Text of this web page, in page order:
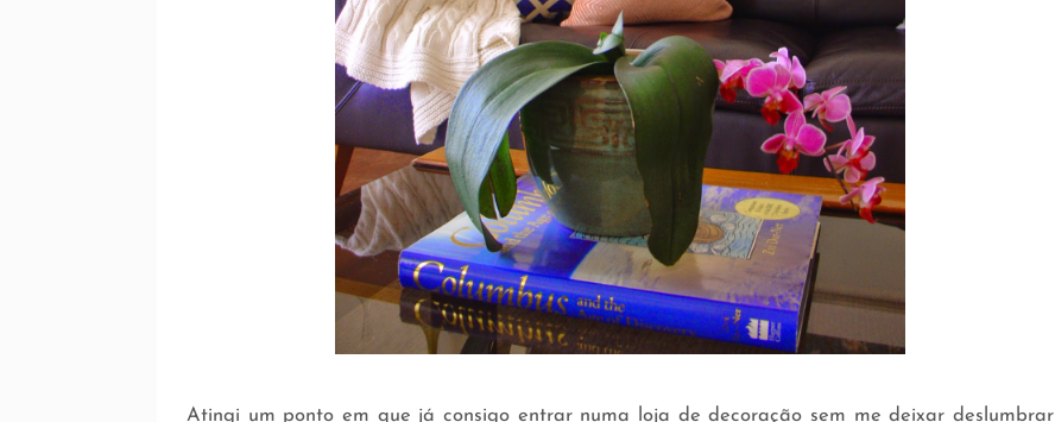
Atingi um ponto em que já consigo entrar numa loja de decoração sem me deixar deslumbrar